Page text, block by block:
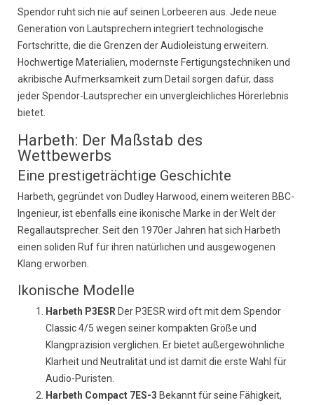
Spendor ruht sich nie auf seinen Lorbeeren aus. Jede neue
Generation von Lautsprechern integriert technologische
Fortschritte, die die Grenzen der Audioleistung erweitern.
Hochwertige Materialien, modernste Fertigungstechniken und
akribische Aufmerksamkeit zum Detail sorgen dafür, dass
jeder Spendor-Lautsprecher ein unvergleichliches Hörerlebnis
bietet.
Harbeth: Der Maßstab des
Wettbewerbs
Eine prestigeträchtige Geschichte
Harbeth, gegründet von Dudley Harwood, einem weiteren BBC-
Ingenieur, ist ebenfalls eine ikonische Marke in der Welt der
Regallautsprecher. Seit den 1970er Jahren hat sich Harbeth
einen soliden Ruf für ihren natürlichen und ausgewogenen
Klang erworben.
Ikonische Modelle
Harbeth P3ESR Der P3ESR wird oft mit dem Spendor
Classic 4/5 wegen seiner kompakten Größe und
Klangpräzision verglichen. Er bietet außergewöhnliche
Klarheit und Neutralität und ist damit die erste Wahl für
Audio-Puristen.
Harbeth Compact 7ES-3 Bekannt für seine Fähigkeit,